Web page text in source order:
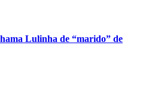
Lulinha de “marido” de